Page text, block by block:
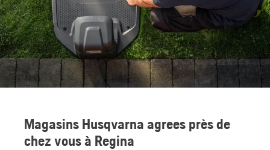
Magasins Husqvarna agrees près de
chez vous à Regina